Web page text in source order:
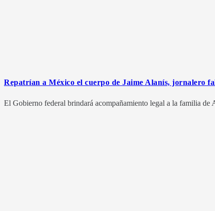
Repatrían a México el cuerpo de Jaime Alanís, jornalero
El Gobierno federal brindará acompañamiento legal a la familia